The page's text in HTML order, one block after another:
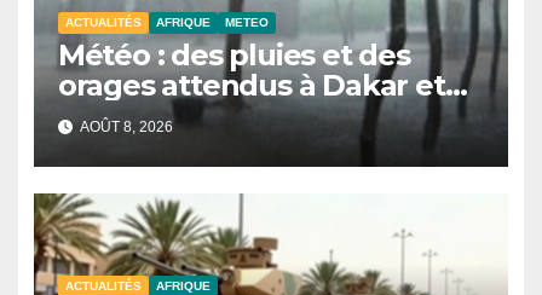
ACTUALITÉS AFRIQUE METEO
Météo : des pluies et des
orages attendus à Dakar et
dans plusieurs localités ce
samedi
AOÛT 8, 2026
ACTUALITÉS AFRIQUE